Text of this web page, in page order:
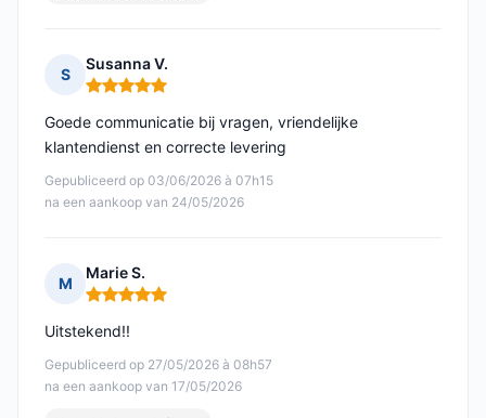
S
Susanna V.
Opmerking: 5 van 5
Gepubliceerd op 03/06/2026 à 07h15
na een aankoop van 24/05/2026
Goede communicatie bij vragen, vriendelijke
klantendienst en correcte levering
M
Marie S.
Opmerking: 5 van 5
Gepubliceerd op 27/05/2026 à 08h57
na een aankoop van 17/05/2026
Uitstekend!!